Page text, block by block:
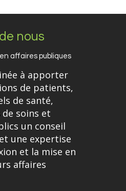
nous
affaires publiques
à apporter
de patients,
de santé,
soins et
un conseil
une expertise
et la mise en
affaires